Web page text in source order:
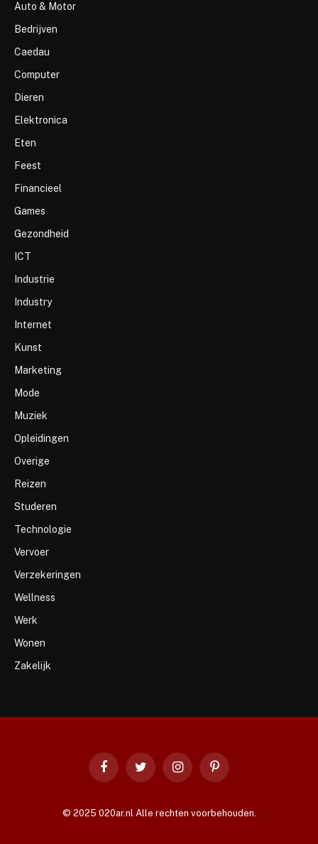
Auto & Motor
Bedrijven
Caedau
Computer
Dieren
Elektronica
Eten
Feest
Financieel
Games
Gezondheid
ICT
Industrie
Industry
Internet
Kunst
Marketing
Mode
Muziek
Opleidingen
Overige
Reizen
Studeren
Technologie
Vervoer
Verzekeringen
Wellness
Werk
Wonen
Zakelijk
FacebookTwitter InstagramPinterest
© 2025 020ar.nl Alle rechten voorbehouden.